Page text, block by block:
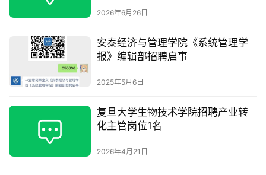
2026年6月26日
安泰经济与管理学院《系统管理学
报》编辑部招聘启事
2025年5月6日
复旦大学生物技术学院招聘产业转
化主管岗位1名
2026年4月21日